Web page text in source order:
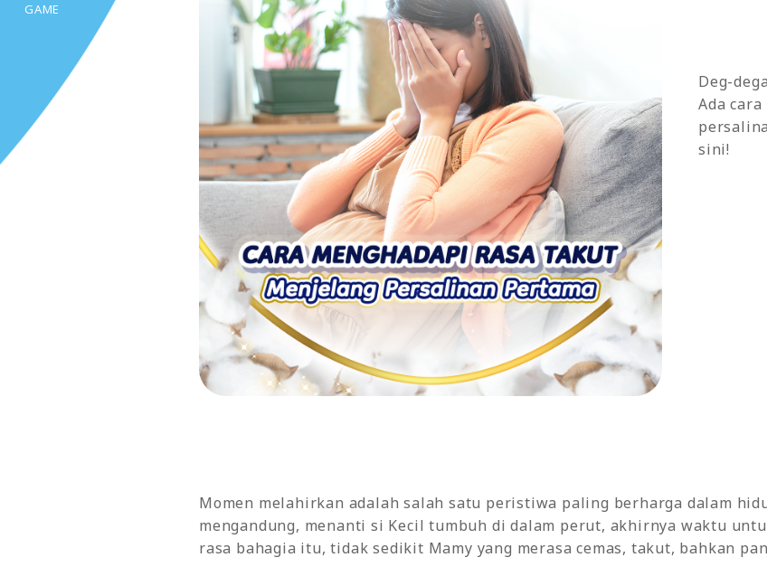
GAME
Deg-
Ada
sini!
Momen melahirkan adalah salah satu peristiwa paling berharga dalam
mengandung, menanti si Kecil tumbuh di dalam perut, akhirnya waktu
rasa bahagia itu, tidak sedikit Mamy yang merasa cemas, takut, bahkan